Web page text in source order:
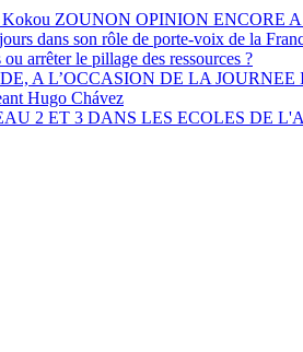
Kokou ZOUNON OPINION
dans son rôle de porte-voix de la
arrêter le pillage des ressources ?
A L’OCCASION DE LA
Hugo Chávez
2 ET 3 DANS LES ECOLES DE